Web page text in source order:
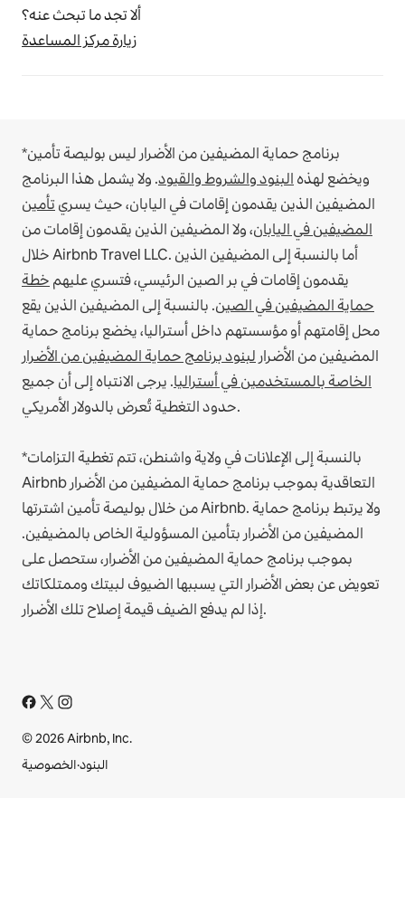
ألا تجد ما تبحث عنه؟
زيارة مركز المساعدة
*برنامج حماية المضيفين من الأضرار ليس بوليصة تأمين
ويخضع لهذه البنود والشروط والقيود. ولا يشمل هذا البرنامج
المضيفين الذين يقدمون إقامات في اليابان، حيث يسري تأمين
المضيفين في اليابان، ولا المضيفين الذين يقدمون إقامات من
خلال Airbnb Travel LLC. أما بالنسبة إلى المضيفين الذين
يقدمون إقامات في بر الصين الرئيسي، فتسري عليهم خطة
حماية المضيفين في الصين. بالنسبة إلى المضيفين الذين يقع
محل إقامتهم أو مؤسستهم داخل أستراليا، يخضع برنامج حماية
المضيفين من الأضرار لبنود برنامج حماية المضيفين من الأضرار
الخاصة بالمستخدمين في أستراليا. يرجى الانتباه إلى أن جميع
حدود التغطية تُعرض بالدولار الأمريكي.
*بالنسبة إلى الإعلانات في ولاية واشنطن، تتم تغطية التزامات
Airbnb التعاقدية بموجب برنامج حماية المضيفين من الأضرار
من خلال بوليصة تأمين اشترتها Airbnb. ولا يرتبط برنامج حماية
المضيفين من الأضرار بتأمين المسؤولية الخاص بالمضيفين.
بموجب برنامج حماية المضيفين من الأضرار، ستحصل على
تعويض عن بعض الأضرار التي يسببها الضيوف لبيتك وممتلكاتك
إذا لم يدفع الضيف قيمة إصلاح تلك الأضرار.
© 2026 Airbnb, Inc.
الخصوصية·البنود